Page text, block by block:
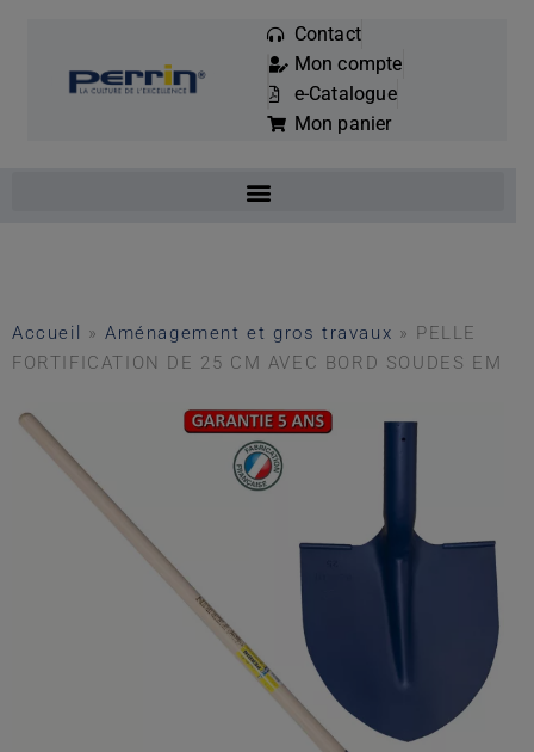
Mots
clés
:
Contact
Mon compte
e-Catalogue
Mon panier
Accueil »Aménagement et gros travaux » PELLE
FORTIFICATION DE 25 CM AVEC BORD SOUDES EM